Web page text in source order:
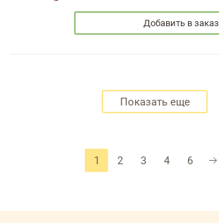
Добавить в заказ
Показать еще
1 2 3 4 6